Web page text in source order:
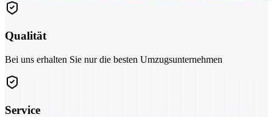
Qualität
Bei uns erhalten Sie nur die besten Umzugsunternehmen
Service